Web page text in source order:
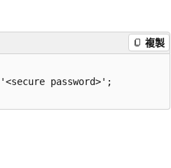
複製
= '<secure password>';